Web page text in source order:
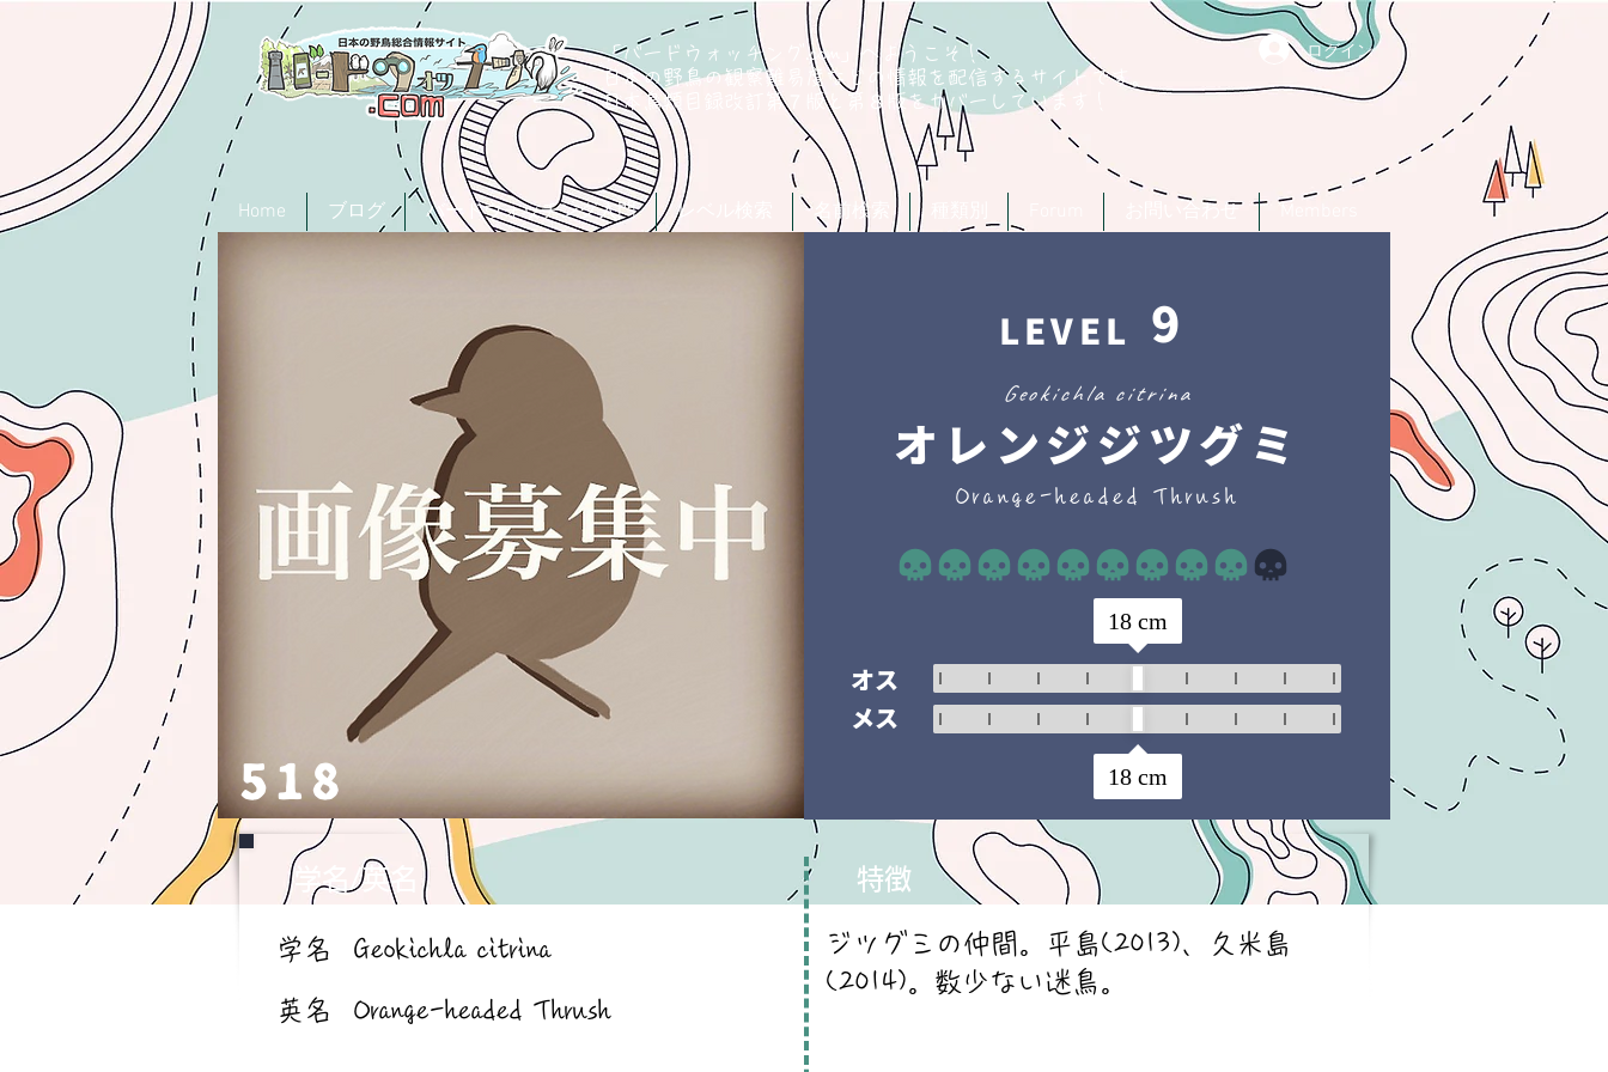
「バードウォッチング.com」へようこそ！
日本の野鳥の観察難易度などの情報を配信するサイトです。
​日本鳥類目録改訂第７版と第８版をカバーしています！
ログイン
Home ブログ バードウォッチング入門 レベル検索 名前検索 お問い合わせ
518
9
LEVEL
Geokichla citrina
オレンジジツグミ
Orange-headed Thrush
平均評価 5 /5 平均評価 4 /5
オス
メス
18cm
18cm
学名/英名
学名 Geokichla citrina
英名 Orange-headed Thrush
特徴
ジツグミの仲間。平島(2013)、久米島
(2014)。数少ない迷鳥。